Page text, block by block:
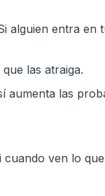
alguien entra
las atraiga.
las
ven lo